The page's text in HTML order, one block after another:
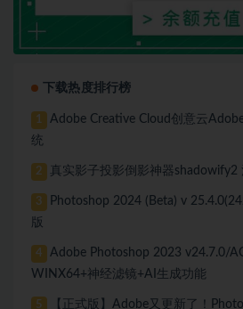
下载热度排行榜
1
Adobe Creative Cloud创意云
统
2 真实影子投影倒影神器shadowify2
3
Photoshop 2024 (Beta) v
版
4
Adobe Photoshop 2023 v24.7.0/
WINX64+神经滤镜+AI生成功能
5
【正式版】Adobe又更新了！